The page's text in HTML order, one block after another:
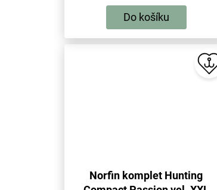
Do košíku
Norfin komplet Hunting